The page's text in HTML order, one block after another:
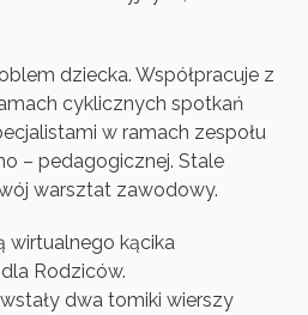
dziecka. Współpracuje z
cyklicznych spotkań
w ramach zespołu
– pedagogicznej. Stale
warsztat zawodowy.
wirtualnego kącika
Rodziców.
dwa tomiki wierszy